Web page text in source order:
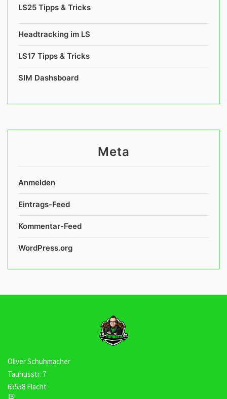
LS25 Tipps & Tricks
Headtracking im LS
LS17 Tipps & Tricks
SIM Dashsboard
Meta
Anmelden
Eintrags-Feed
Kommentar-Feed
WordPress.org
Oliver Schuhmacher
Taunusstr. 7
65558 Flacht